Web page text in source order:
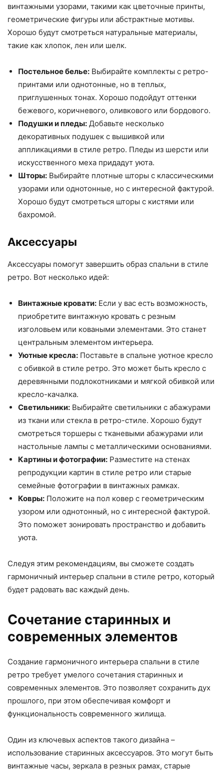
винтажными узорами, такими как цветочные принты,
геометрические фигуры или абстрактные мотивы.
Хорошо будут смотреться натуральные материалы,
такие как хлопок, лен или шелк.
Постельное белье: Выбирайте комплекты с ретро-
принтами или однотонные, но в теплых,
приглушенных тонах. Хорошо подойдут оттенки
бежевого, коричневого, оливкового или бордового.
Подушки и пледы: Добавьте несколько
декоративных подушек с вышивкой или
аппликациями в стиле ретро. Пледы из шерсти или
искусственного меха придадут уюта.
Шторы: Выбирайте плотные шторы с классическими
узорами или однотонные, но с интересной фактурой.
Хорошо будут смотреться шторы с кистями или
бахромой.
Аксессуары
Аксессуары помогут завершить образ спальни в стиле
ретро. Вот несколько идей:
Винтажные кровати: Если у вас есть возможность,
приобретите винтажную кровать с резным
изголовьем или коваными элементами. Это станет
центральным элементом интерьера.
Уютные кресла: Поставьте в спальне уютное кресло
с обивкой в стиле ретро. Это может быть кресло с
деревянными подлокотниками и мягкой обивкой или
кресло-качалка.
Светильники: Выбирайте светильники с абажурами
из ткани или стекла в ретро-стиле. Хорошо будут
смотреться торшеры с тканевыми абажурами или
настольные лампы с металлическими основаниями.
Картины и фотографии: Разместите на стенах
репродукции картин в стиле ретро или старые
семейные фотографии в винтажных рамках.
Ковры: Положите на пол ковер с геометрическим
узором или однотонный, но с интересной фактурой.
Это поможет зонировать пространство и добавить
уюта.
Следуя этим рекомендациям, вы сможете создать
гармоничный интерьер спальни в стиле ретро, который
будет радовать вас каждый день.
Сочетание старинных и
современных элементов
Создание гармоничного интерьера спальни в стиле
ретро требует умелого сочетания старинных и
современных элементов. Это позволяет сохранить дух
прошлого, при этом обеспечивая комфорт и
функциональность современного жилища.
Один из ключевых аспектов такого дизайна –
использование старинных аксессуаров. Это могут быть
винтажные часы, зеркала в резных рамах, старые